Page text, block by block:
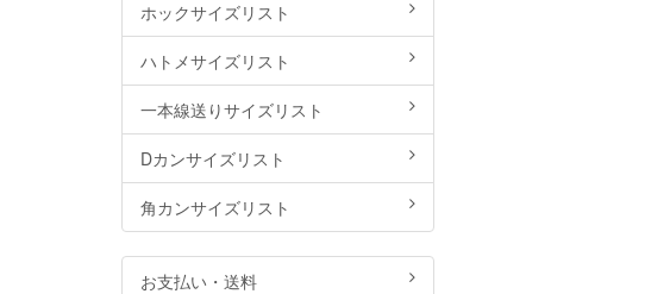
ホックサイズリスト
ハトメサイズリスト
一本線送りサイズリスト
Dカンサイズリスト
角カンサイズリスト
お支払い・送料